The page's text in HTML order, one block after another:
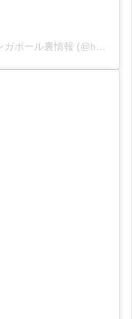
A post shared by ハローアジア | シンガポール裏情報 (@helloasia)